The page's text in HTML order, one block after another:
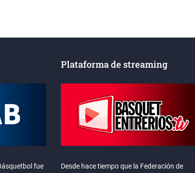
fue
Plataforma de streaming
Desde hace tiempo que la Federación de